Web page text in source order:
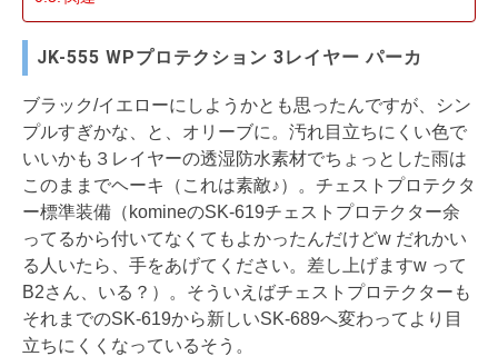
JK-555 WPプロテクション 3レイヤー パーカ
ブラック/イエローにしようかとも思ったんですが、シン
プルすぎかな、と、オリーブに。汚れ目立ちにくい色で
いいかも３レイヤーの透湿防水素材でちょっとした雨は
このままでヘーキ（これは素敵♪）。チェストプロテクタ
ー標準装備（komineのSK-619チェストプロテクター余
ってるから付いてなくてもよかったんだけどw だれかい
る人いたら、手をあげてください。差し上げますw って
B2さん、いる？）。そういえばチェストプロテクターも
それまでのSK-619から新しいSK-689へ変わってより目
立ちにくくなっているそう。